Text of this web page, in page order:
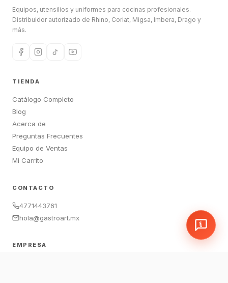
Equipos, utensilios y uniformes para cocinas profesionales.
Distribuidor autorizado de Rhino, Coriat, Migsa, Imbera, Drago y
más.
TIENDA
Catálogo Completo
Blog
Acerca de
Preguntas Frecuentes
Equipo de Ventas
Mi Carrito
CONTACTO
4771443761
hola@gastroart.mx
EMPRESA